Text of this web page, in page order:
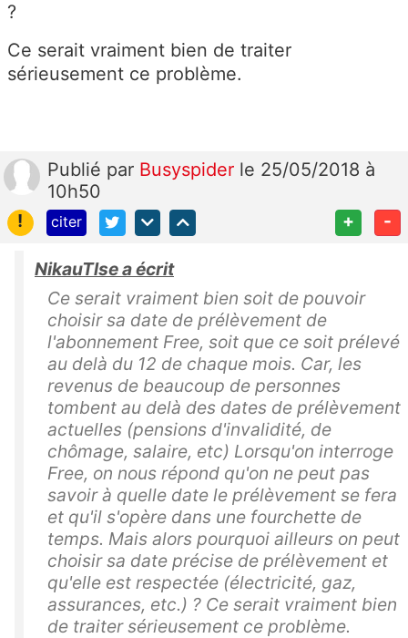
?
Ce serait vraiment bien de traiter
sérieusement ce problème.
Publié par Busyspider le 25/05/2018 à
10h50
!
citer + -
NikauTlse a écrit
Ce serait vraiment bien soit de pouvoir
choisir sa date de prélèvement de
l'abonnement Free, soit que ce soit prélevé
au delà du 12 de chaque mois. Car, les
revenus de beaucoup de personnes
tombent au delà des dates de prélèvement
actuelles (pensions d'invalidité, de
chômage, salaire, etc) Lorsqu'on interroge
Free, on nous répond qu'on ne peut pas
savoir à quelle date le prélèvement se fera
et qu'il s'opère dans une fourchette de
temps. Mais alors pourquoi ailleurs on peut
choisir sa date précise de prélèvement et
qu'elle est respectée (électricité, gaz,
assurances, etc.) ? Ce serait vraiment bien
de traiter sérieusement ce problème.